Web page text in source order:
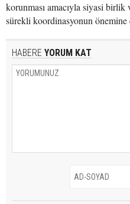
korunması amacıyla siyasi birlik
sürekli koordinasyonun
HABERE YORUM KAT